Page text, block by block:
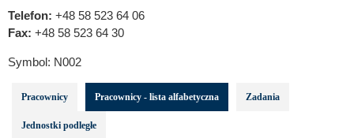
Telefon: +48 58 523 64 06
Fax: +48 58 523 64 30
Symbol: N002
Pracownicy Pracownicy - lista alfabetyczna Zadania
Jednostki podległe